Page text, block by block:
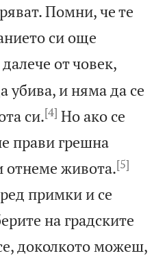
Помни, че те
си още
от човек,
убива, и няма да се
си.[4] Но ако се
прави грешна
отнеме живота.[5]
примки и се
на градските
доколкото можеш,